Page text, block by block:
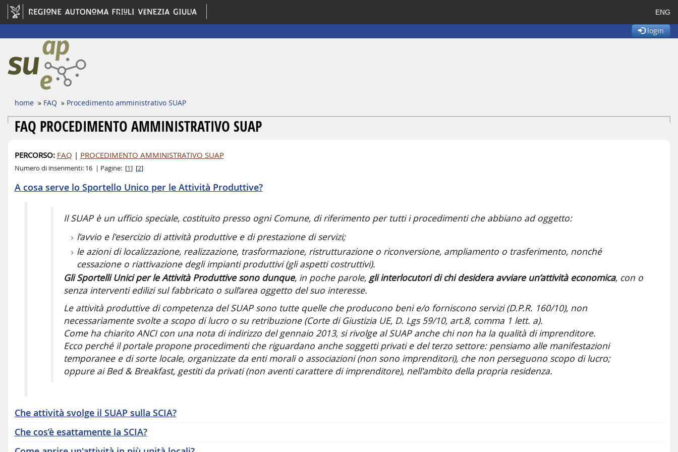
ENG
login
home » FAQ » Procedimento amministrativo SUAP
FAQ PROCEDIMENTO AMMINISTRATIVO SUAP
PERCORSO: FAQ | PROCEDIMENTO AMMINISTRATIVO SUAP
Numero di inserimenti: 16 | Pagine: [1] [2]
A cosa serve lo Sportello Unico per le Attività Produttive?
Il SUAP è un ufficio speciale, costituito presso ogni Comune, di riferimento per tutti i procedimenti che abbiano ad oggetto:
l’avvio e l'esercizio di attività produttive e di prestazione di servizi;
le azioni di localizzazione, realizzazione, trasformazione, ristrutturazione o riconversione, ampliamento o trasferimento, nonché
cessazione o riattivazione degli impianti produttivi (gli aspetti costruttivi).
Gli Sportelli Unici per le Attività Produttive sono dunque, in poche parole, gli interlocutori di chi desidera avviare un’attività economica, con o
senza interventi edilizi sul fabbricato o sull’area oggetto del suo interesse.
Le attività produttive di competenza del SUAP sono tutte quelle che producono beni e/o forniscono servizi (D.P.R. 160/10), non
necessariamente svolte a scopo di lucro o su retribuzione (Corte di Giustizia UE, D. Lgs 59/10, art.8, comma 1 lett. a).
Come ha chiarito ANCI con una nota di indirizzo del gennaio 2013, si rivolge al SUAP anche chi non ha la qualità di imprenditore.
Ecco perché il portale propone procedimenti che riguardano anche soggetti privati e del terzo settore: pensiamo alle manifestazioni
temporanee e di sorte locale, organizzate da enti morali o associazioni (non sono imprenditori), che non perseguono scopo di lucro;
oppure ai Bed & Breakfast, gestiti da privati (non aventi carattere di imprenditore), nell'ambito della propria residenza.
Che attività svolge il SUAP sulla SCIA?
Che cos’è esattamente la SCIA?